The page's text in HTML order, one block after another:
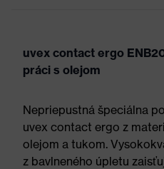
uvex contact ergo
práci s olejom
Nepriepustná špeciálna
uvex contact ergo z
olejom a tukom.
z bavlneného úpletu